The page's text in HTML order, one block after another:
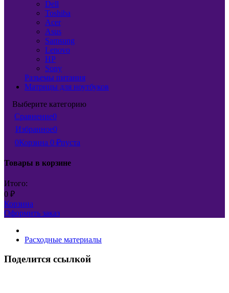
Dell
Toshiba
Acer
Asus
Samsung
Lenovo
HP
Sony
Разъемы питания
Матрицы для ноутбуков
Выберите категорию
Сравнение0
Избранное0
0Корзина 0 ₽пуста
Товары в корзине
Итого:
0 ₽
Корзина
Оформить заказ
Расходные материалы
Поделится ссылкой